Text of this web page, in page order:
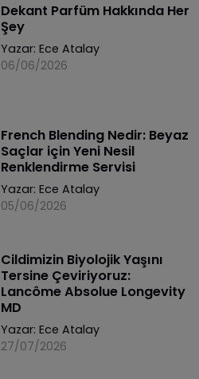
Dekant Parfüm Hakkında Her
Şey
Yazar: Ece Atalay
06/06/2026
French Blending Nedir: Beyaz
Saçlar için Yeni Nesil
Renklendirme Servisi
Yazar: Ece Atalay
05/06/2026
Cildimizin Biyolojik Yaşını
Tersine Çeviriyoruz:
Lancôme Absolue Longevity
MD
Yazar: Ece Atalay
27/07/2026